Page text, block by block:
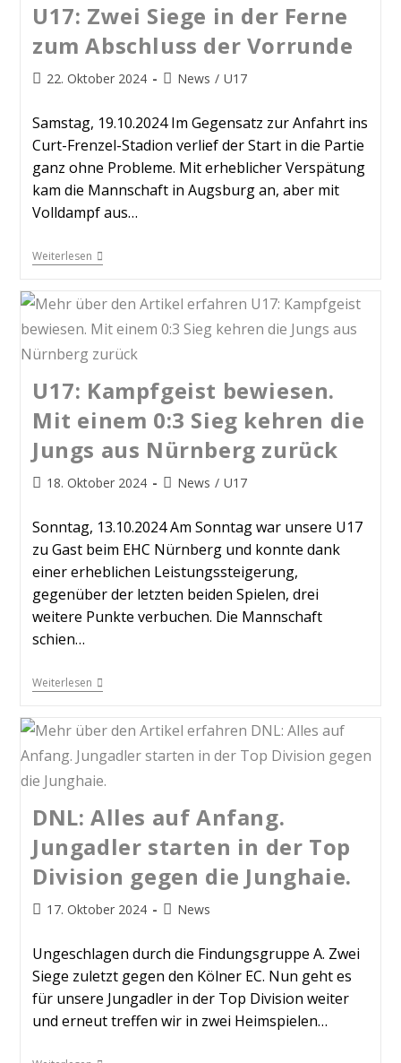
U17: Zwei Siege in der Ferne
zum Abschluss der Vorrunde
22. Oktober 2024 News / U17
Samstag, 19.10.2024 Im Gegensatz zur Anfahrt ins
Curt-Frenzel-Stadion verlief der Start in die Partie
ganz ohne Probleme. Mit erheblicher Verspätung
kam die Mannschaft in Augsburg an, aber mit
Volldampf aus…
Weiterlesen
U17: Kampfgeist bewiesen.
Mit einem 0:3 Sieg kehren die
Jungs aus Nürnberg zurück
18. Oktober 2024 News / U17
Sonntag, 13.10.2024 Am Sonntag war unsere U17
zu Gast beim EHC Nürnberg und konnte dank
einer erheblichen Leistungssteigerung,
gegenüber der letzten beiden Spielen, drei
weitere Punkte verbuchen. Die Mannschaft
schien…
Weiterlesen
DNL: Alles auf Anfang.
Jungadler starten in der Top
Division gegen die Junghaie.
17. Oktober 2024 News
Ungeschlagen durch die Findungsgruppe A. Zwei
Siege zuletzt gegen den Kölner EC. Nun geht es
für unsere Jungadler in der Top Division weiter
und erneut treffen wir in zwei Heimspielen…